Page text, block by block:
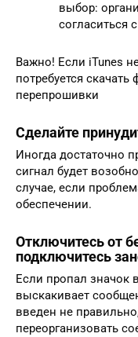
выбор:
согласиться
Важно! Если iTunes
потребуется
перепрошивки
Сделайте
Иногда достаточно
сигнал будет
случае, если
обеспечении.
Отключитесь от
подключитесь
Если пропал значок
выскакивает
введен не
переорганизовать